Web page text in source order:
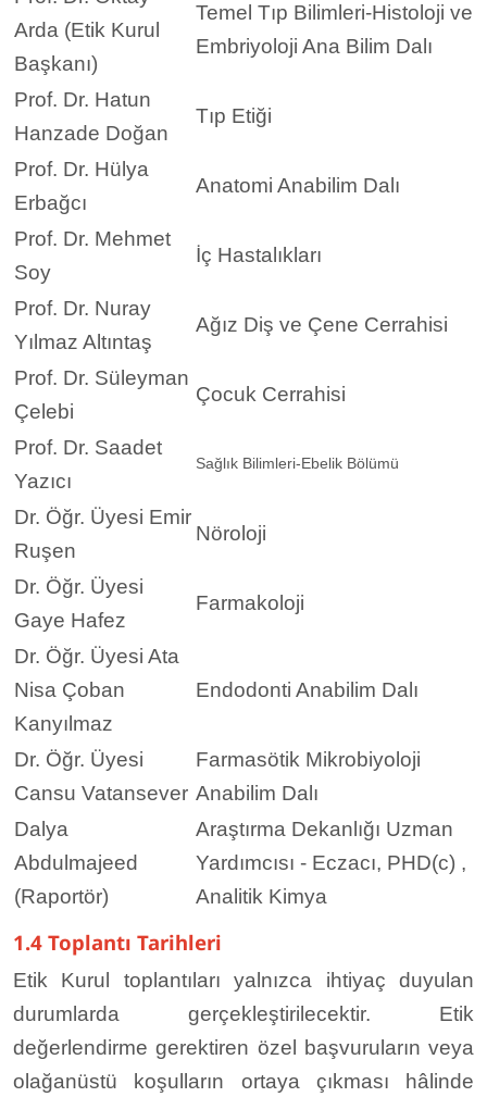
Arda (Etik Kurul
Başkanı)
Temel Tıp Bilimleri-Histoloji ve
Embriyoloji Ana Bilim Dalı
Prof. Dr. Hatun
Hanzade Doğan
Tıp Etiği
Prof. Dr. Hülya
Erbağcı
Anatomi Anabilim Dalı
Prof. Dr. Mehmet
Soy
İç Hastalıkları
Prof. Dr. Nuray
Yılmaz Altıntaş
Ağız Diş ve Çene Cerrahisi
Prof. Dr. Süleyman
Çelebi
Çocuk Cerrahisi
Prof. Dr. Saadet
Yazıcı
Sağlık Bilimleri-Ebelik Bölümü
Dr. Öğr. Üyesi Emir
Ruşen
Nöroloji
Dr. Öğr. Üyesi
Gaye Hafez
Farmakoloji
Dr. Öğr. Üyesi Ata
Nisa Çoban
Kanyılmaz
Endodonti Anabilim Dalı
Dr. Öğr. Üyesi
Cansu Vatansever
Farmasötik Mikrobiyoloji
Anabilim Dalı
Dalya
Abdulmajeed
(Raportör)
Araştırma Dekanlığı Uzman
Yardımcısı - Eczacı, PHD(c) ,
Analitik Kimya
1.4 Toplantı Tarihleri
Etik Kurul toplantıları yalnızca ihtiyaç duyulan
durumlarda gerçekleştirilecektir. Etik
değerlendirme gerektiren özel başvuruların veya
olağanüstü koşulların ortaya çıkması hâlinde